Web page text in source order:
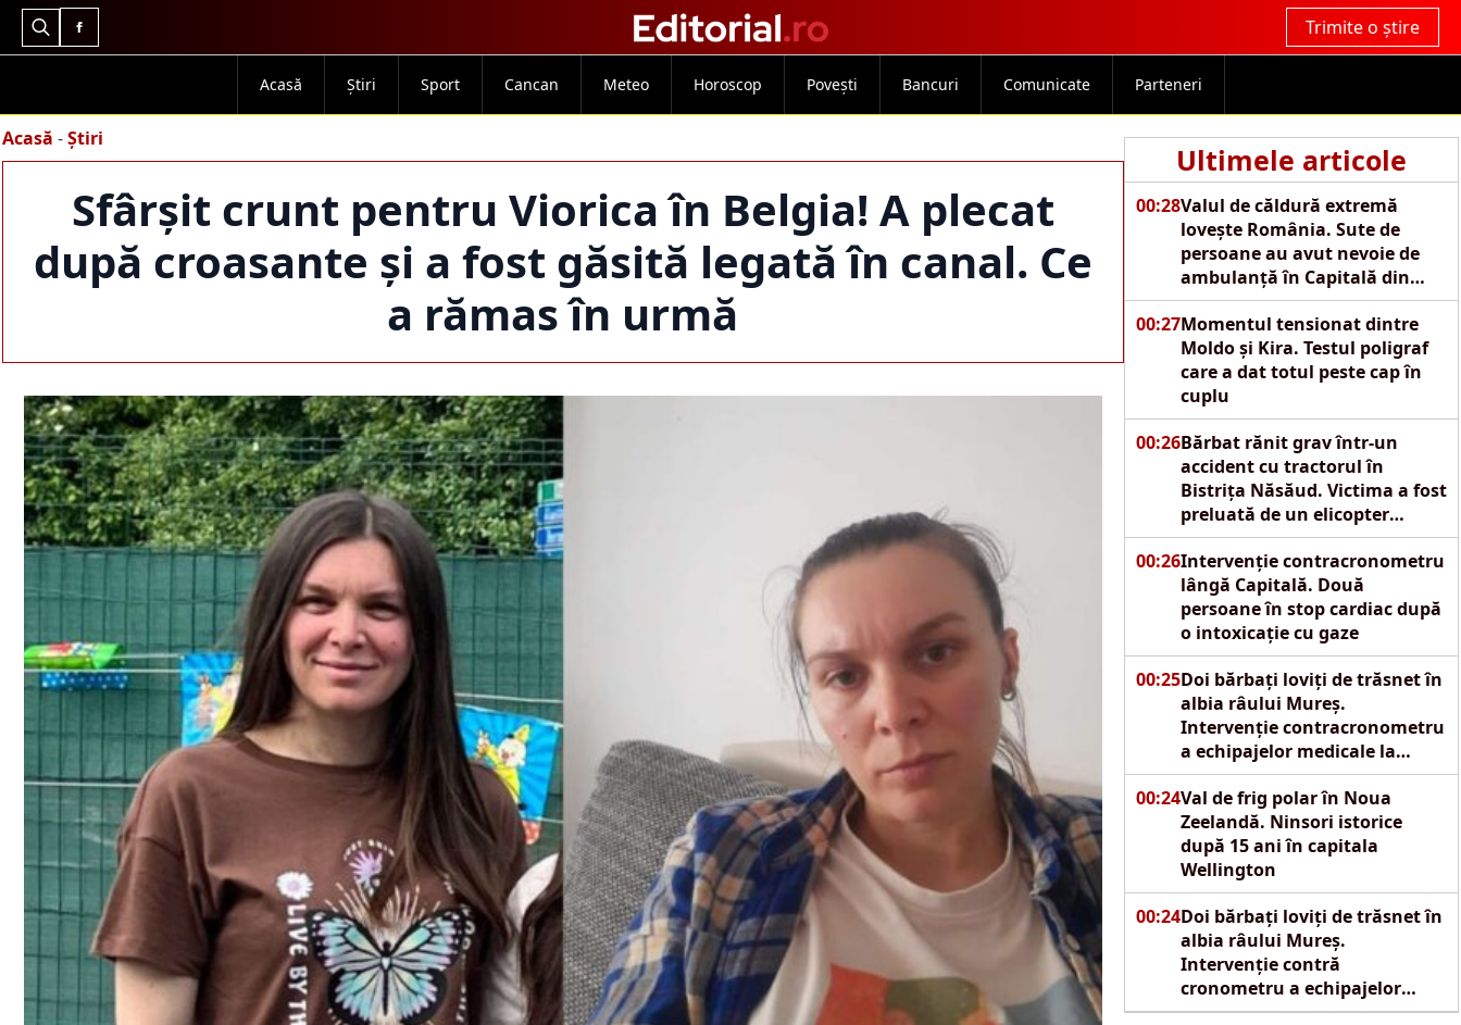
Search
Trimite o știre
Acasă Știri Sport Cancan Meteo Horoscop Povești Bancuri Comunicate Parteneri
Acasă -Știri
Sfârșit crunt pentru Viorica în Belgia! A plecat
după croasante și a fost găsită legată în canal. Ce
a rămas în urmă
Ultimele articole
00:28Valul de căldură extremă
lovește România. Sute de
persoane au avut nevoie de
ambulanță în Capitală din
cauza caniculei
00:27Momentul tensionat dintre
Moldo și Kira. Testul poligraf
care a dat totul peste cap în
cuplu
00:26Bărbat rănit grav într-un
accident cu tractorul în
Bistrița Năsăud. Victima a fost
preluată de un elicopter
SMURD
00:26Intervenție contracronometru
lângă Capitală. Două
persoane în stop cardiac după
o intoxicație cu gaze
00:25Doi bărbați loviți de trăsnet în
albia râului Mureș.
Intervenție contracronometru
a echipajelor medicale la
Reghin
00:24Val de frig polar în Noua
Zeelandă. Ninsori istorice
după 15 ani în capitala
Wellington
00:24Doi bărbați loviți de trăsnet în
albia râului Mureș.
Intervenție contră
cronometru a echipajelor
SMURD la Reghin